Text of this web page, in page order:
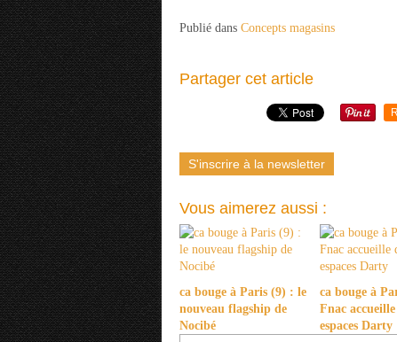
Publié dans Concepts magasins
Partager cet article
S'inscrire à la newsletter
Vous aimerez aussi :
ca bouge à Paris (9) : le
nouveau flagship de
Nocibé
ca bouge à
Fnac
espaces Darty